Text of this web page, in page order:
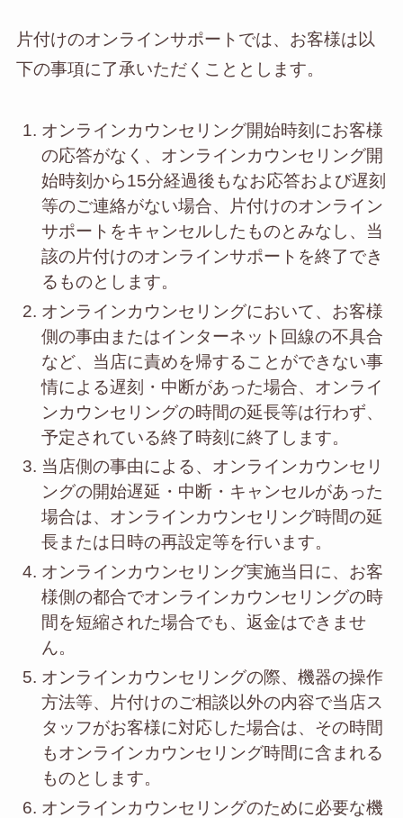
片付けのオンラインサポートでは、お客様は以
下の事項に了承いただくこととします。
オンラインカウンセリング開始時刻にお客様
の応答がなく、オンラインカウンセリング開
始時刻から15分経過後もなお応答および遅刻
等のご連絡がない場合、片付けのオンライン
サポートをキャンセルしたものとみなし、当
該の片付けのオンラインサポートを終了でき
るものとします。
オンラインカウンセリングにおいて、お客様
側の事由またはインターネット回線の不具合
など、当店に責めを帰することができない事
情による遅刻・中断があった場合、オンライ
ンカウンセリングの時間の延長等は行わず、
予定されている終了時刻に終了します。
当店側の事由による、オンラインカウンセリ
ングの開始遅延・中断・キャンセルがあった
場合は、オンラインカウンセリング時間の延
長または日時の再設定等を行います。
オンラインカウンセリング実施当日に、お客
様側の都合でオンラインカウンセリングの時
間を短縮された場合でも、返金はできませ
ん。
オンラインカウンセリングの際、機器の操作
方法等、片付けのご相談以外の内容で当店ス
タッフがお客様に対応した場合は、その時間
もオンラインカウンセリング時間に含まれる
ものとします。
オンラインカウンセリングのために必要な機